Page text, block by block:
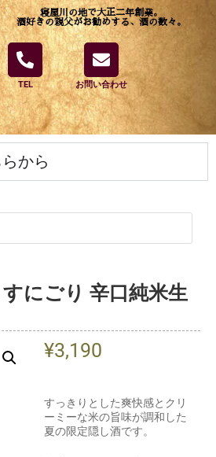
寝屋川の地で大正二年創業。
酒好きの親父がお勧めする、酒の数々。
TEL お問い合わせ
から
にごり 辛口純米生
¥3,190
すっきりとした爽快感とクリ
ーミーな米の旨味が調和した
夏の限定隠し酒です。